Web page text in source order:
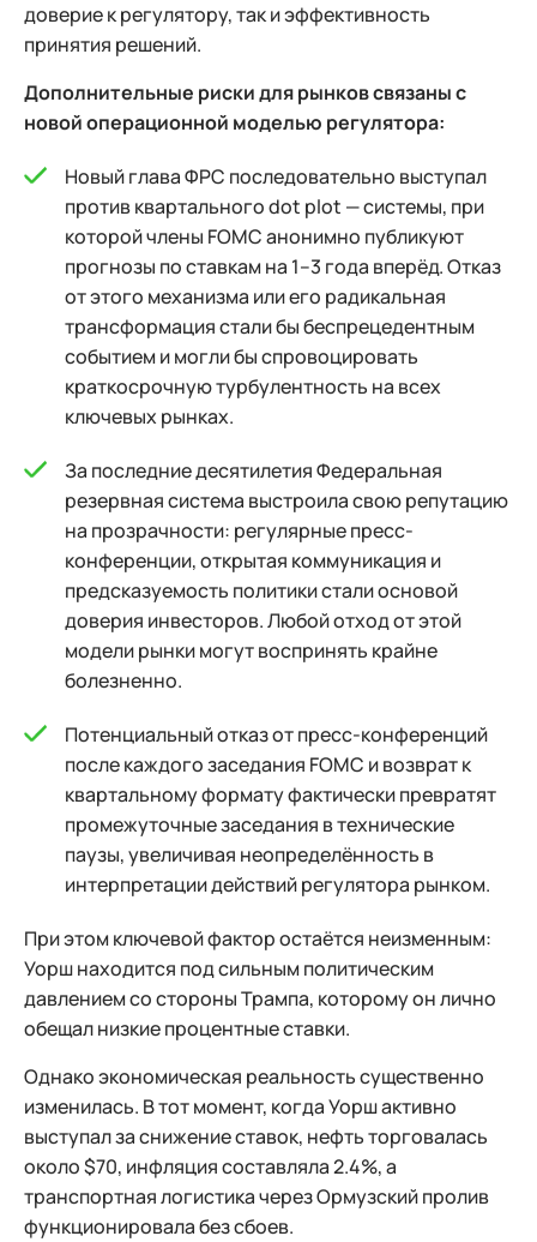
доверие к регулятору, так и эффективность
принятия решений.
Дополнительные риски для рынков связаны с
новой операционной моделью регулятора:
Новый глава ФРС последовательно выступал
против квартального dot plot — системы, при
которой члены FOMC анонимно публикуют
прогнозы по ставкам на 1–3 года вперёд. Отказ
от этого механизма или его радикальная
трансформация стали бы беспрецедентным
событием и могли бы спровоцировать
краткосрочную турбулентность на всех
ключевых рынках.
За последние десятилетия Федеральная
резервная система выстроила свою репутацию
на прозрачности: регулярные пресс-
конференции, открытая коммуникация и
предсказуемость политики стали основой
доверия инвесторов. Любой отход от этой
модели рынки могут воспринять крайне
болезненно.
Потенциальный отказ от пресс-конференций
после каждого заседания FOMC и возврат к
квартальному формату фактически превратят
промежуточные заседания в технические
паузы, увеличивая неопределённость в
интерпретации действий регулятора рынком.
При этом ключевой фактор остаётся неизменным:
Уорш находится под сильным политическим
давлением со стороны Трампа, которому он лично
обещал низкие процентные ставки.
Однако экономическая реальность существенно
изменилась. В тот момент, когда Уорш активно
выступал за снижение ставок, нефть торговалась
около $70, инфляция составляла 2.4%, а
транспортная логистика через Ормузский пролив
функционировала без сбоев.